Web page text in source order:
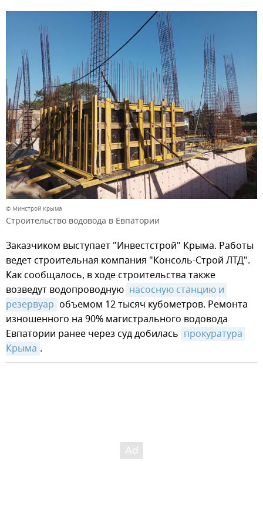
© Минстрой Крыма
Строительство водовода в Евпатории
Заказчиком выступает "Инвестстрой" Крыма. Работы
ведет строительная компания "Консоль-Строй ЛТД".
Как сообщалось, в ходе строительства также
возведут водопроводную насосную станцию и
резервуар объемом 12 тысяч кубометров. Ремонта
изношенного на 90% магистрального водовода
Евпатории ранее через суд добилась прокуратура
Крыма .